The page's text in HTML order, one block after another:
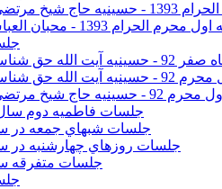
مرتضي زاهد
الحرام 1393 - محبان العباس (ع)
الله حق شناس (ره)
آيت الله حق شناس (ره)
حسينيه حاج شيخ مرتضي زاهد
جلسات فاطميه دوم سال
جلسات شبهاي جمعه در
جلسات روزهاي چهارشنبه در
جلسات متفرقه